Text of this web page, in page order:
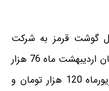
گوشت قرمز به شرکت
پشتیبانی امور دام کشور در هفت ماه اول سال جاری، به تفکیک فروردین ماه 73 هزار تومان اردیبهشت ماه 76 هزار
تومان خرداد ماه 85 هزار تومان تیر ماه 95 هزار تومان مردادماه 100 هزار تومان شهریورماه 120 هزار تومان و